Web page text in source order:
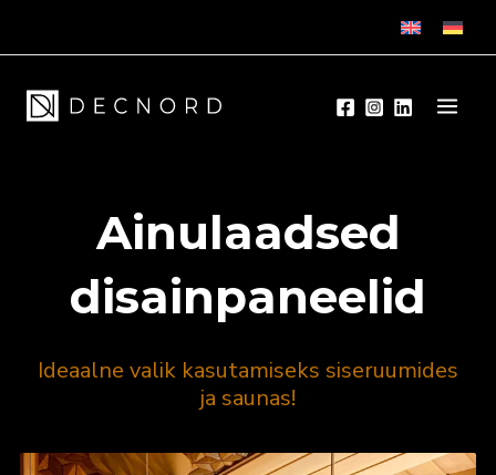
to
Ainulaadsed
disainpaneelid
Ideaalne valik kasutamiseks siseruumides
ja saunas!